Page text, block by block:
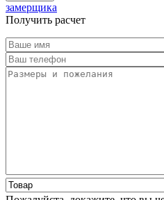
замерщика
Получить расчет